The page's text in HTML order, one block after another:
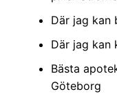
Där jag kan
Där jag kan
Bästa
Göteborg